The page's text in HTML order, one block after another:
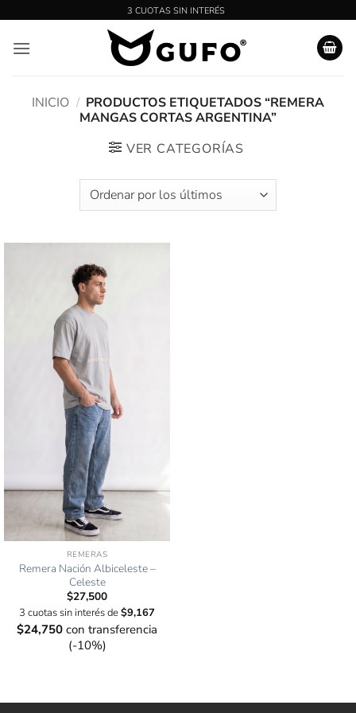
contenido
INICIO / PRODUCTOS ETIQUETADOS “REMERA
MANGAS CORTAS ARGENTINA”
VER CATEGORÍAS
REMERAS
Remera Nación Albiceleste –
Celeste
$27,500
3 cuotas sin interés de$9,167
$24,750 con transferencia
(-10%)